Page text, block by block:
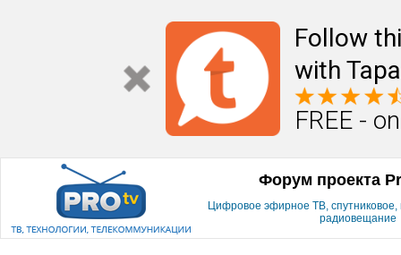
Follow
with
FREE -
Форум проекта
Цифровое эфирное ТВ, спутниковое,
радиовещание